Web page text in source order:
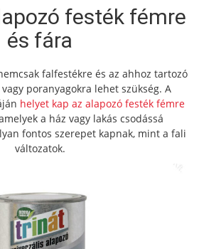
festék fémre
és fára
falfestékre és az ahhoz tartozó
poranyagokra lehet szükség. A
helyet kap az alapozó festék fémre
a ház vagy lakás csodássá
fontos szerepet kapnak, mint a fali
változatok.